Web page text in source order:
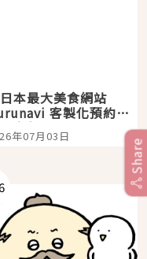
本最大美食網站
客製化預約九
都市餐廳，打造專屬
體驗！
年07月03日
Share